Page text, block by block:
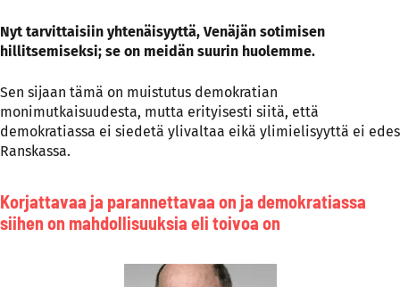
Nyt tarvittaisiin yhtenäisyyttä, Venäjän sotimisen
hillitsemiseksi; se on meidän suurin huolemme.
Sen sijaan tämä on muistutus demokratian
monimutkaisuudesta, mutta erityisesti siitä, että
demokratiassa ei siedetä ylivaltaa eikä ylimielisyyttä ei edes
Ranskassa.
Korjattavaa ja parannettavaa on ja demokratiassa
siihen on mahdollisuuksia eli toivoa on